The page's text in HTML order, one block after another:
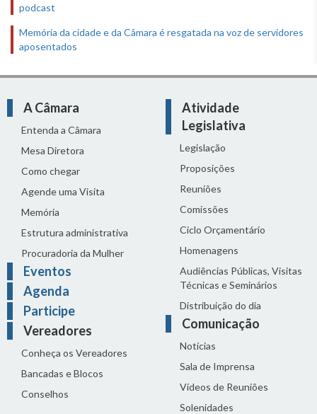
podcast
Memória da cidade e da Câmara é resgatada na voz de servidores
aposentados
A Câmara
Entenda a Câmara
Mesa Diretora
Como chegar
Agende uma Visita
Memória
Estrutura administrativa
Procuradoria da Mulher
Eventos
Agenda
Participe
Vereadores
Conheça os Vereadores
Bancadas e Blocos
Conselhos
Atividade
Legislativa
Legislação
Proposições
Reuniões
Comissões
Ciclo Orçamentário
Homenagens
Audiências Públicas, Visitas
Técnicas e Seminários
Distribuição do dia
Comunicação
Notícias
Sala de Imprensa
Vídeos de Reuniões
Solenidades